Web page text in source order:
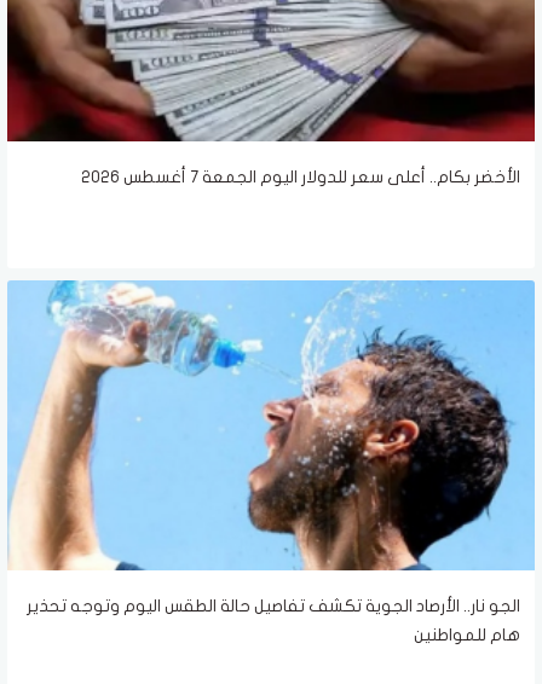
الأخضر بكام.. أعلى سعر للدولار اليوم الجمعة 7 أغسطس 2026
الجو نار.. الأرصاد الجوية تكشف تفاصيل حالة الطقس اليوم وتوجه تحذير
هام للمواطنين